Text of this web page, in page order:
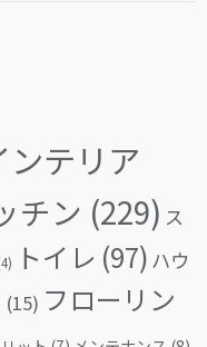
ンテリア
チン (229) ス
トイレ (97) ハウ
(15) フローリン